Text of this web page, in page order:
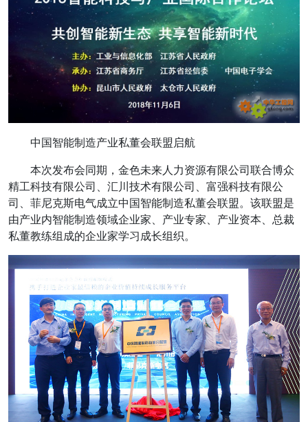
中国智能制造产业私董会联盟启航
本次发布会同期，金色未来人力资源有限公司联合博众
精工科技有限公司、汇川技术有限公司、富强科技有限公
司、菲尼克斯电气成立中国智能制造私董会联盟。该联盟是
由产业内智能制造领域企业家、产业专家、产业资本、总裁
私董教练组成的企业家学习成长组织。